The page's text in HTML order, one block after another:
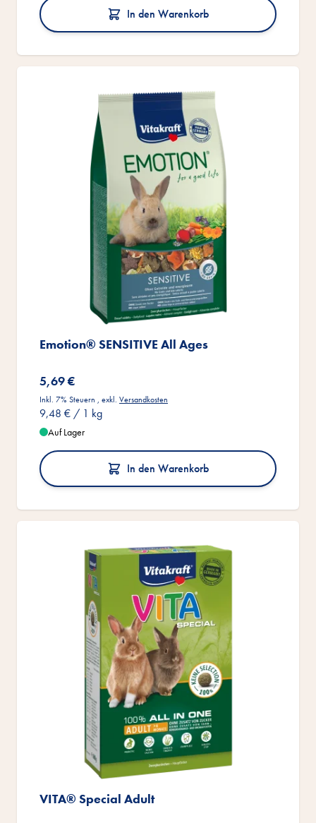
In den Warenkorb
Emotion® SENSITIVE All Ages
5,69 €
Inkl. 7% Steuern , exkl. Versandkosten
9,48 € / 1 kg
Auf Lager
In den Warenkorb
VITA® Special Adult